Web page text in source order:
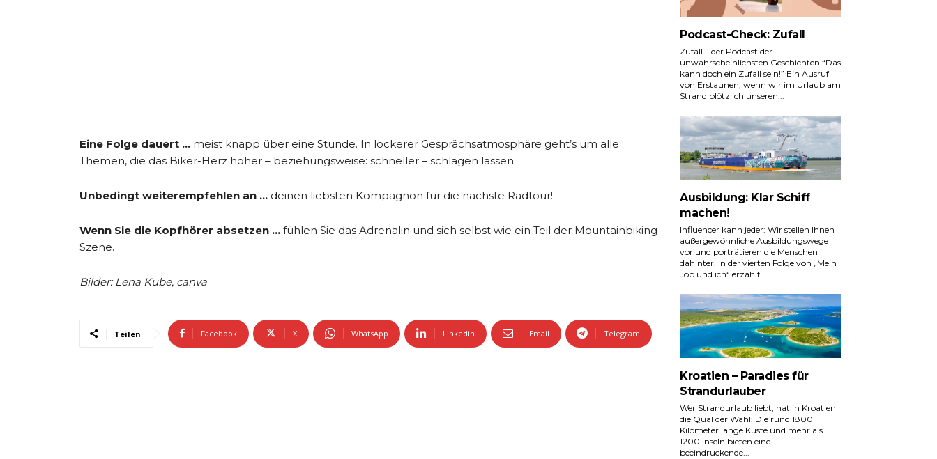
Eine Folge dauert … meist knapp über eine Stunde. In lockerer Gesprächsatmosphäre geht’s um alle
Themen, die das Biker-Herz höher – beziehungsweise: schneller – schlagen lassen.
Unbedingt weiterempfehlen an … deinen liebsten Kompagnon für die nächste Radtour!
Wenn Sie die Kopfhörer absetzen … fühlen Sie das Adrenalin und sich selbst wie ein Teil der Mountainbiking-
Szene.
Bilder: Lena Kube, canva
Teilen Facebook X WhatsApp Linkedin Email Telegram
Podcast-Check: Zufall
Zufall – der Podcast der
unwahrscheinlichsten Geschichten “Das
kann doch ein Zufall sein!” Ein Ausruf
von Erstaunen, wenn wir im Urlaub am
Strand plötzlich unseren...
Ausbildung: Klar Schiff
machen!
Influencer kann jeder: Wir stellen Ihnen
außergewöhnliche Ausbildungswege
vor und porträtieren die Menschen
dahinter. In der vierten Folge von „Mein
Job und ich“ erzählt...
Kroatien – Paradies für
Strandurlauber
Wer Strandurlaub liebt, hat in Kroatien
die Qual der Wahl: Die rund 1800
Kilometer lange Küste und mehr als
1200 Inseln bieten eine
beeindruckende...